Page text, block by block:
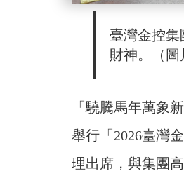
臺灣金控集
財神。（圖
「驍騰馬年萬象
舉行「2026臺灣
理出席，與集團